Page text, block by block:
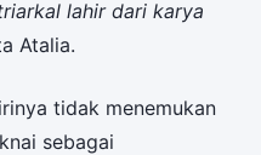
lahir dari karya
Atalia.
tidak menemukan
sebagai